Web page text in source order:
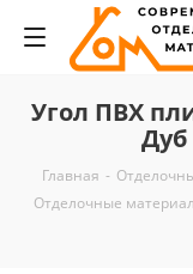
Угол ПВХ
Дуб
Главная -
Отделочные